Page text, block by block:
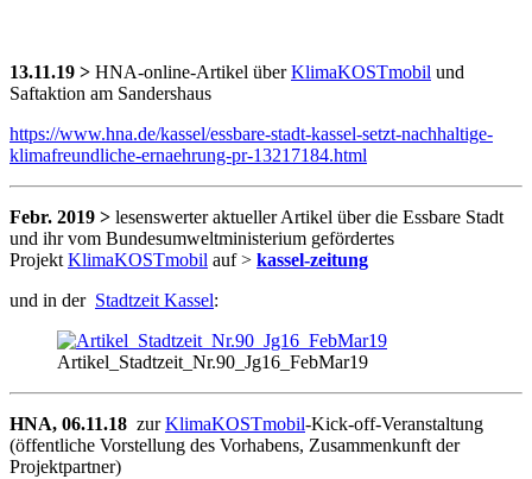
13.11.19 > HNA-online-Artikel überKlimaKOSTmobil und
Saftaktion am Sandershaus
https://www.hna.de/kassel/essbare-stadt-kassel-setzt-nachhaltige-
klimafreundliche-ernaehrung-pr-13217184.html
Febr. 2019 > lesenswerter aktueller Artikel über die Essbare Stadt
und ihr vom Bundesumweltministerium gefördertes
Projekt KlimaKOSTmobil auf > kassel-zeitung
und in der Stadtzeit Kassel:
Artikel_Stadtzeit_Nr.90_Jg16_FebMar19
HNA, 06.11.18 zurKlimaKOSTmobil-Kick-off-Veranstaltung
(öffentliche Vorstellung des Vorhabens, Zusammenkunft der
Projektpartner)